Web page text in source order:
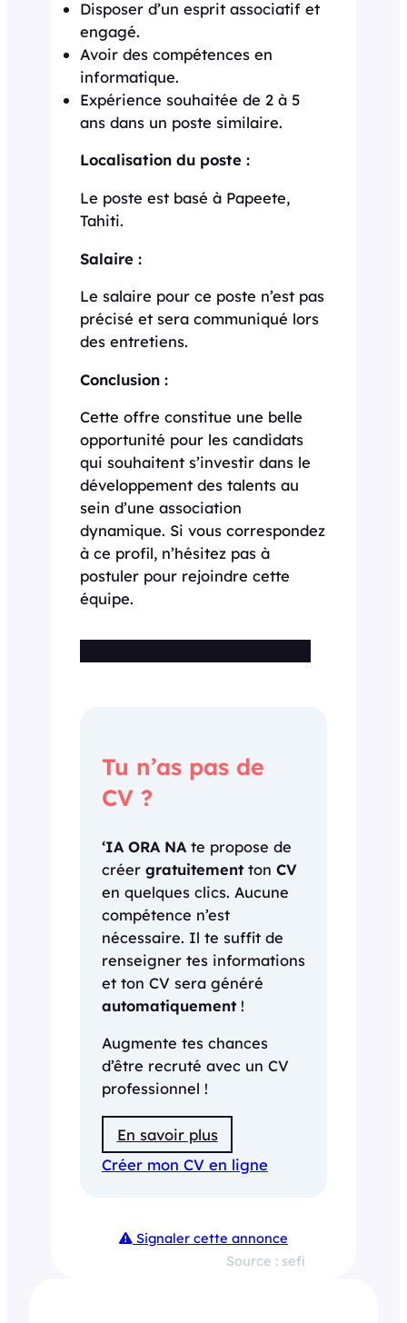
Disposer d’un esprit associatif et
engagé.
Avoir des compétences en
informatique.
Expérience souhaitée de 2 à 5
ans dans un poste similaire.
Localisation du poste :
Le poste est basé à Papeete,
Tahiti.
Salaire :
Le salaire pour ce poste n’est pas
précisé et sera communiqué lors
des entretiens.
Conclusion :
Cette offre constitue une belle
opportunité pour les candidats
qui souhaitent s’investir dans le
développement des talents au
sein d’une association
dynamique. Si vous correspondez
à ce profil, n’hésitez pas à
postuler pour rejoindre cette
équipe.
Tu n’as pas de
CV ?
‘IA ORA NA te propose de
créer gratuitementton CV
en quelques clics. Aucune
compétence n’est
nécessaire. Il te suffit de
renseigner tes informations
et ton CV sera généré
automatiquement!
Augmente tes chances
d’être recruté avec un CV
professionnel !
En savoir plus
Créer mon CV en ligne
Signaler cette annonce
Source : sefi